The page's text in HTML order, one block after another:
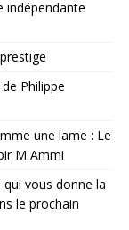
indépendante
Philippe
une lame : Le
M Ammi
qui vous donne la
le prochain